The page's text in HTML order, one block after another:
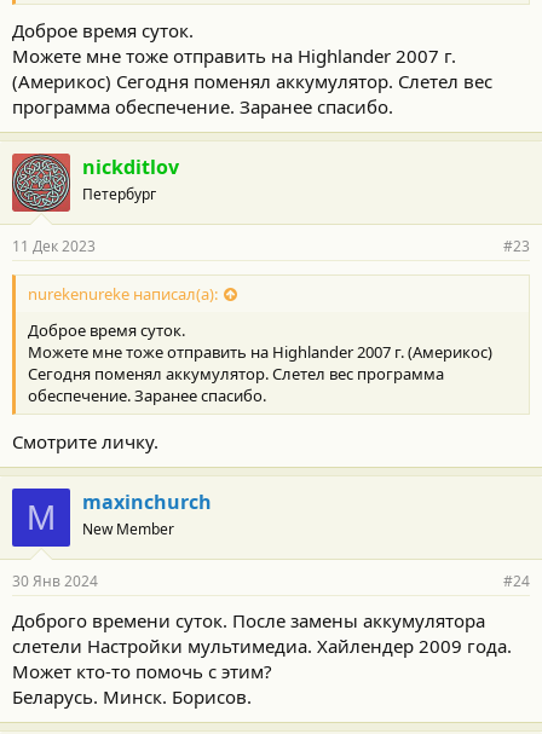
Доброе время суток.
Можете мне тоже отправить на Highlander 2007 г.
(Америкос) Сегодня поменял аккумулятор. Слетел вес
программа обеспечение. Заранее спасибо.
nickditlov
Петербург
11 Дек 2023 #23
nurekenureke написал(а):
Доброе время суток.
Можете мне тоже отправить на Highlander 2007 г. (Америкос)
Сегодня поменял аккумулятор. Слетел вес программа
обеспечение. Заранее спасибо.
Смотрите личку.
M maxinchurch
New Member
30 Янв 2024 #24
Доброго времени суток. После замены аккумулятора
слетели Настройки мультимедиа. Хайлендер 2009 года.
Может кто-то помочь с этим?
Беларусь. Минск. Борисов.